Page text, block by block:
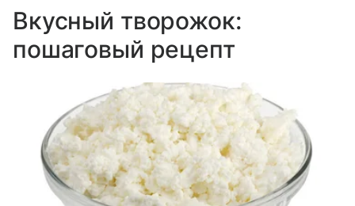
Вкусный творожок:
пошаговый рецепт